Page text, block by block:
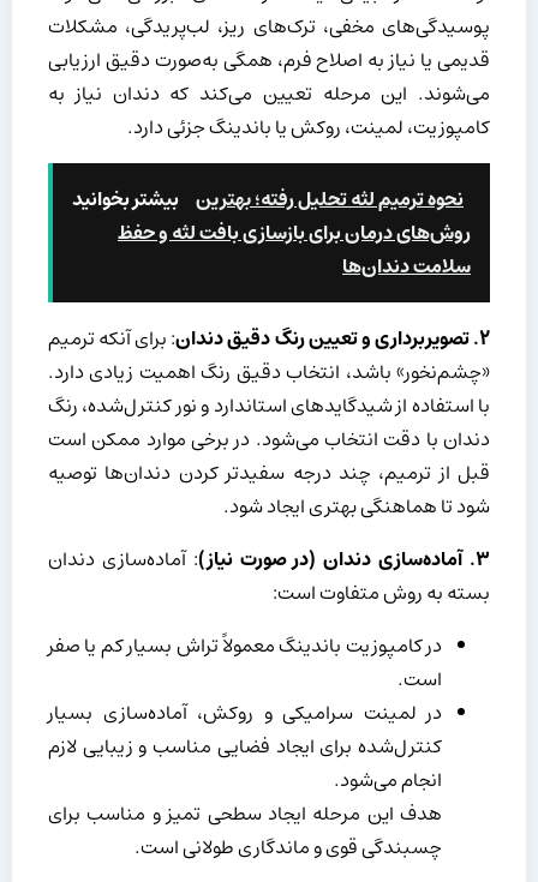
پوسیدگی‌های مخفی، ترک‌های ریز، لب‌پریدگی، مشکلات
قدیمی یا نیاز به اصلاح فرم، همگی به‌صورت دقیق ارزیابی
می‌شوند. این مرحله تعیین می‌کند که دندان نیاز به
کامپوزیت، لمینت، روکش یا باندینگ جزئی دارد.
بیشتر بخوانید نحوه ترمیم لثه تحلیل رفته؛ بهترین
روش‌های درمان برای بازسازی بافت لثه و حفظ
سلامت دندان‌ها
۲.تصویربرداری و تعیین رنگ دقیق دندان: برای آنکه ترمیم
«چشم‌نخور» باشد، انتخاب دقیق رنگ اهمیت زیادی دارد.
با استفاده از شیدگایدهای استاندارد و نور کنترل‌شده، رنگ
دندان با دقت انتخاب می‌شود. در برخی موارد ممکن است
قبل از ترمیم، چند درجه سفیدتر کردن دندان‌ها توصیه
شود تا هماهنگی بهتری ایجاد شود.
۳.آماده‌سازی دندان (در صورت نیاز): آماده‌سازی دندان
بسته به روش متفاوت است:
در کامپوزیت باندینگ معمولاً تراش بسیار کم یا صفر
است.
در لمینت سرامیکی و روکش، آماده‌سازی بسیار
کنترل‌شده برای ایجاد فضایی مناسب و زیبایی لازم
انجام می‌شود.
هدف این مرحله ایجاد سطحی تمیز و مناسب برای
چسبندگی قوی و ماندگاری طولانی است.